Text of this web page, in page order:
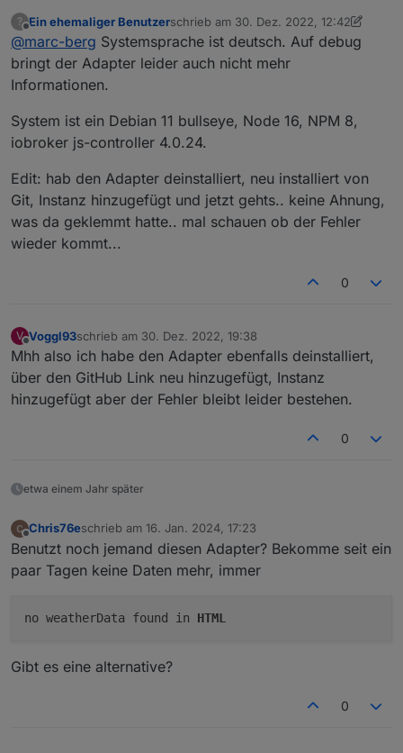
? Ein ehemaliger Benutzerschrieb am 30. Dez. 2022, 12:42
zuletzt editiert von Ein ehemaliger
@marc-berg Systemsprache ist deutsch. Auf debug
bringt der Adapter leider auch nicht mehr
Informationen.
System ist ein Debian 11 bullseye, Node 16, NPM 8,
iobroker js-controller 4.0.24.
Edit: hab den Adapter deinstalliert, neu installiert von
Git, Instanz hinzugefügt und jetzt gehts.. keine Ahnung,
was da geklemmt hatte.. mal schauen ob der Fehler
wieder kommt...
0
V
Offline
Voggl93schrieb am 30. Dez. 2022, 19:38
zuletzt editiert von
Mhh also ich habe den Adapter ebenfalls deinstalliert,
über den GitHub Link neu hinzugefügt, Instanz
hinzugefügt aber der Fehler bleibt leider bestehen.
0
etwa einem Jahr später
Offline
Chris76eschrieb am 16. Jan. 2024, 17:23
zuletzt editiert von
Benutzt noch jemand diesen Adapter? Bekomme seit ein
paar Tagen keine Daten mehr, immer
no weatherData found in HTML
Gibt es eine alternative?
0